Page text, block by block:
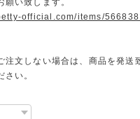
official.com/items/
注文しない場合は、商品を発送
さい。